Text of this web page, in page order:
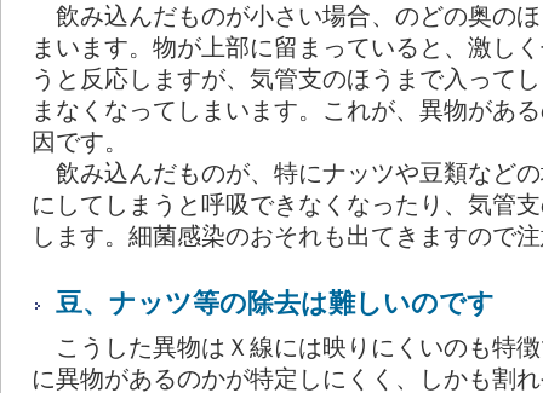
飲み込んだものが小さい場合、のどの奥の
まいます。物が上部に留まっていると、激し
うと反応しますが、気管支のほうまで入って
まなくなってしまいます。これが、異物があ
因です。
飲み込んだものが、特にナッツや豆類など
にしてしまうと呼吸できなくなったり、気管
します。細菌感染のおそれも出てきますので
豆、ナッツ等の除去は難しいのです
こうした異物はＸ線には映りにくいのも特
に異物があるのかが特定しにくく、しかも割